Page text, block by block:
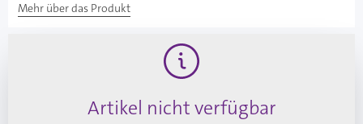
Mehr über das Produkt
Artikel nicht verfügbar